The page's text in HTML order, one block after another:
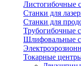
Листогибочные
Станки для
Станки для
Трубогибочные
Шлифовальные
Токарные